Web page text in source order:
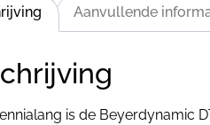
Aanvullende
is de Beyerdynamic